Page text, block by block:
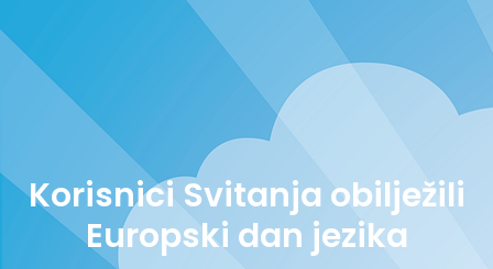
Korisnici Svitanja obilježili
Europski dan jezika